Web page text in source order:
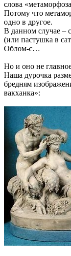
слова
Потому что
одно в другое.
В данном случае –
(или пастушка в
Облом-с…
Но и оно не
Наша дурочка
бредням
вакханка»: